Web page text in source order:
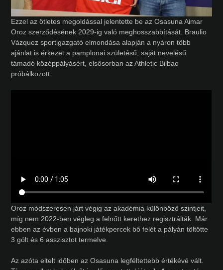
Ezzel az ötletes megoldással jelentette be az Osasuna Aimar
Oroz szerződésének 2029-ig való meghosszabbítását. Braulio
Vázquez sportigazgató elmondása alapján a nyáron több
ajánlat is érkezet a pamplonai születésű, saját nevelésű
támadó középpályásért, elsősorban az Athletic Bilbao
próbálkozott.
Oroz módszeresen járt végig az akadémia különböző szintjeit,
míg nem 2022-ben végleg a felnőtt kerethez regisztrálták. Már
ebben az évben a bajnoki játékpercek bő felét a pályán töltötte
3 gólt és 6 asszisztot termelve.
Az azóta eltelt időben az Osasuna legféltettebb értékévé vált.